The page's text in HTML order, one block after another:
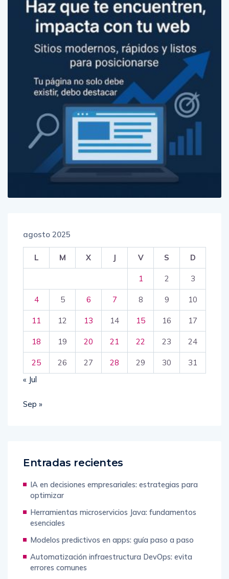
agosto 2025
L M X J V S D
1 2 3
4 5 6 7 8 9 10
11 12 13 14 15 16 17
18 19 20 21 22 23 24
25 26 27 28 29 30
31
« Jul
Sep »
Entradas recientes
IA en decisiones empresariales: estrategias para
optimizar
Herramientas microservicios Java: fundamentos
esenciales
Modelos predictivos en apps: guía paso a paso
Automatización infraestructura DevOps: evita
errores comunes